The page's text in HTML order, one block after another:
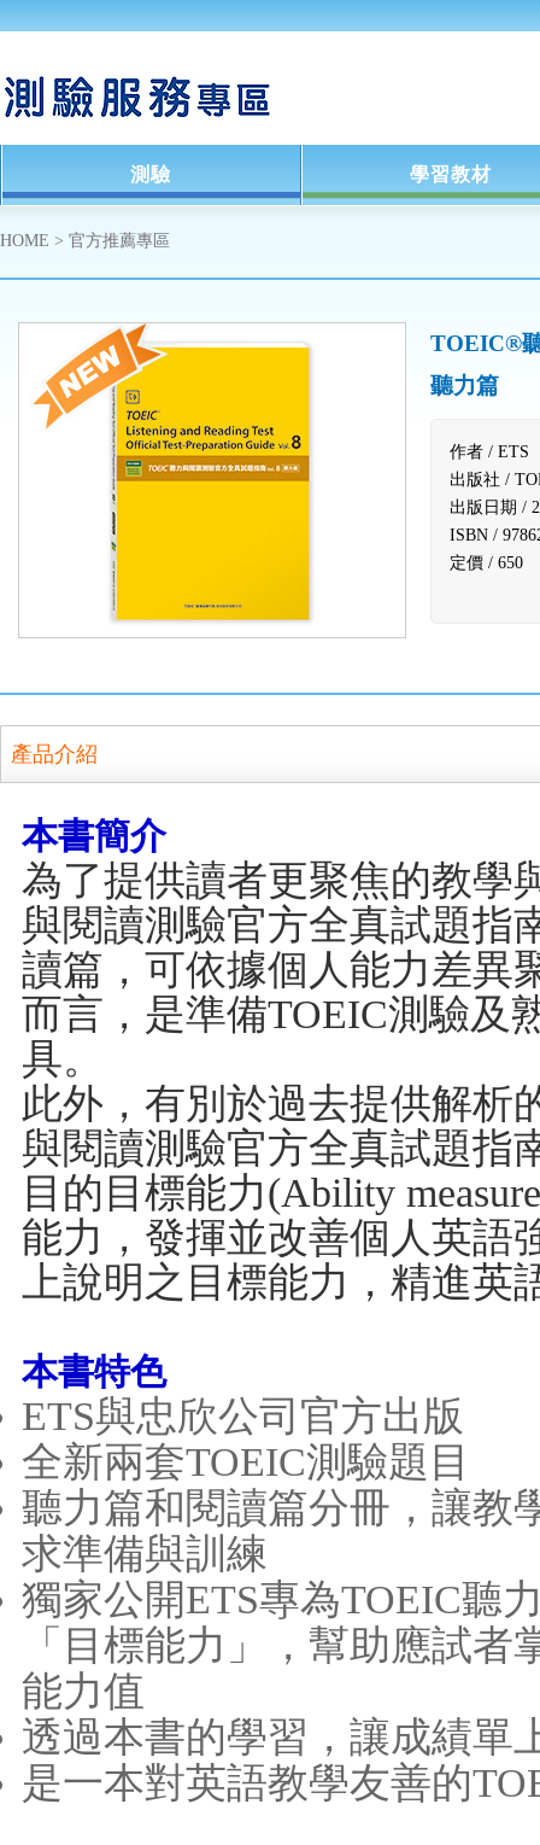
測驗 學習教材
HOME > 官方推薦專區
TOEIC®
聽力篇
作者 / ETS
出版社 /
出版日期 /
ISBN /
定價 / 650
產品介紹
本書簡介
為了提供讀者更聚焦的教學
與閱讀測驗官方全真試題指
讀篇，可依據個人能力差異
而言，是準備TOEIC測驗及
具。
此外，有別於過去提供解析
與閱讀測驗官方全真試題指
目的目標能力(Ability
能力，發揮並改善個人英語
上說明之目標能力，精進英
本書特色
ETS與忠欣公司官方出版
全新兩套TOEIC測驗題目
聽力篇和閱讀篇分冊，讓教
求準備與訓練
獨家公開ETS專為TOEIC聽
「目標能力」，幫助應試
能力值
透過本書的學習，讓成績單
是一本對英語教學友善的